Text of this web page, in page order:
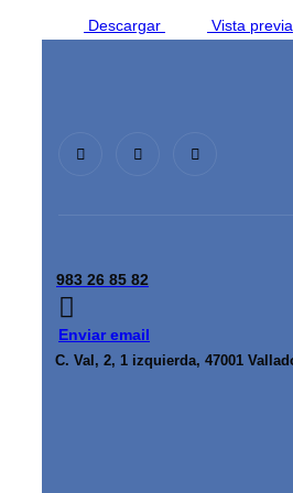
Descargar Vista previa
983 26 85 82
Enviar email
C. Val, 2, 1 izquierda, 47001